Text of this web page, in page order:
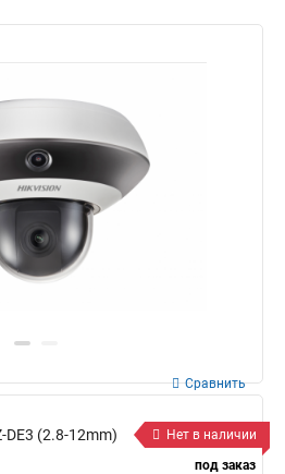
DE3 (2.8-12mm)
Сравнить
Нет в наличии
под заказ